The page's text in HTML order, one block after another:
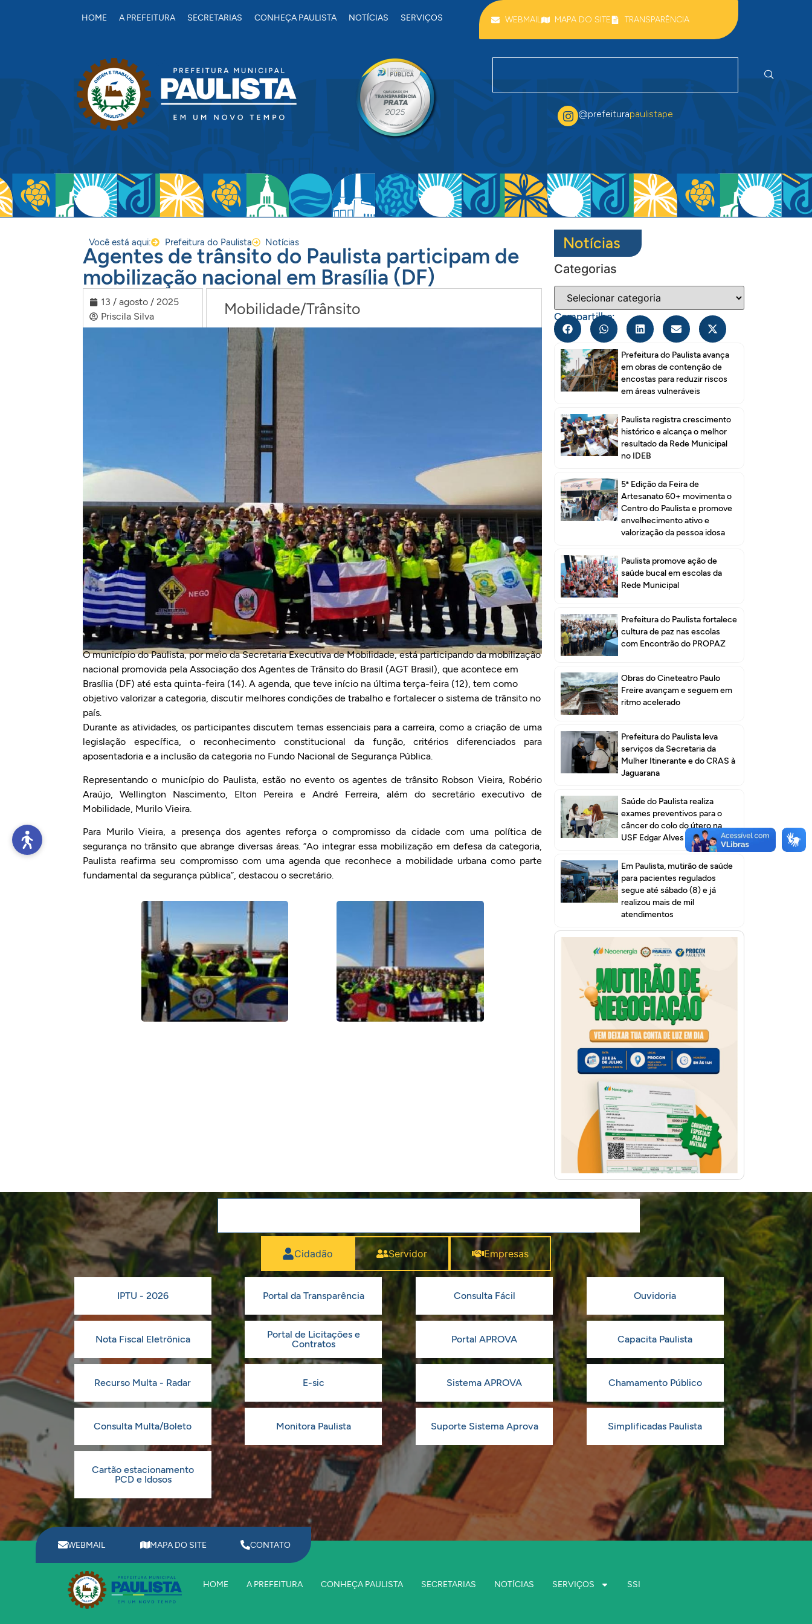
HOME A PREFEITURA SECRETARIAS CONHEÇA PAULISTA NOTÍCIAS SERVIÇOS WEBMAIL MAPA DO SITE TRANSPARÊNCIA
@prefeiturapaulistape
Você está aqui: Prefeitura do Paulista Notícias
Agentes de trânsito do Paulista participam de
mobilização nacional em Brasília (DF)
13 / agosto / 2025
Priscila Silva
Mobilidade/Trânsito
O município do Paulista, por meio da Secretaria Executiva de Mobilidade, está participando da mobilização
nacional promovida pela Associação dos Agentes de Trânsito do Brasil (AGT Brasil), que acontece em
Brasília (DF) até esta quinta-feira (14). A agenda, que teve início na última terça-feira (12), tem como
objetivo valorizar a categoria, discutir melhores condições de trabalho e fortalecer o sistema de trânsito no
país.
Durante as atividades, os participantes discutem temas essenciais para a carreira, como a criação de uma
legislação específica, o reconhecimento constitucional da função, critérios diferenciados para
aposentadoria e a inclusão da categoria no Fundo Nacional de Segurança Pública.
Representando o município do Paulista, estão no evento os agentes de trânsito Robson Vieira, Robério
Araújo, Wellington Nascimento, Elton Pereira e André Ferreira, além do secretário executivo de
Mobilidade, Murilo Vieira.
Para Murilo Vieira, a presença dos agentes reforça o compromisso da cidade com uma política de
segurança no trânsito que abrange diversas áreas. “Ao integrar essa mobilização em defesa da categoria,
Paulista reafirma seu compromisso com uma agenda que reconhece a mobilidade urbana como parte
fundamental da segurança pública”, destacou o secretário.
Notícias
Categorias
Compartilhe:
Prefeitura do Paulista avança
em obras de contenção de
encostas para reduzir riscos
em áreas vulneráveis
Paulista registra crescimento
histórico e alcança o melhor
resultado da Rede Municipal
no IDEB
5ª Edição da Feira de
Artesanato 60+ movimenta o
Centro do Paulista e promove
envelhecimento ativo e
valorização da pessoa idosa
Paulista promove ação de
saúde bucal em escolas da
Rede Municipal
Prefeitura do Paulista fortalece
cultura de paz nas escolas
com Encontrão do PROPAZ
Obras do Cineteatro Paulo
Freire avançam e seguem em
ritmo acelerado
Prefeitura do Paulista leva
serviços da Secretaria da
Mulher Itinerante e do CRAS à
Jaguarana
Saúde do Paulista realiza
exames preventivos para o
câncer do colo do útero na
USF Edgar Alves I
Em Paulista, mutirão de saúde
para pacientes regulados
segue até sábado (8) e já
realizou mais de mil
atendimentos
Cidadão Servidor Empresas
IPTU - 2026 Portal da Transparência Consulta Fácil Ouvidoria
Nota Fiscal Eletrônica
Portal de Licitações e
Contratos
Portal APROVA Capacita Paulista
Recurso Multa - Radar E-sic Sistema APROVA Chamamento Público
Consulta Multa/Boleto Monitora Paulista Suporte Sistema Aprova Simplificadas Paulista
Cartão estacionamento
PCD e Idosos
WEBMAIL MAPA DO SITE CONTATO
HOME A PREFEITURA CONHEÇA PAULISTA SECRETARIAS NOTÍCIAS SERVIÇOS SSI